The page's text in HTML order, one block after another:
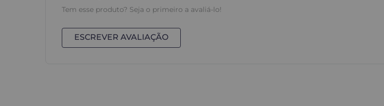
Tem esse produto? Seja o primeiro a avaliá-lo!
ESCREVER AVALIAÇÃO